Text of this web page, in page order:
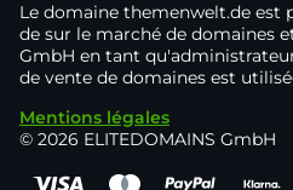
Le domaine themenwelt.de est
de sur le marché de domaines
GmbH en tant
de vente de domaines est
Mentions légales
© 2026 ELITEDOMAINS GmbH